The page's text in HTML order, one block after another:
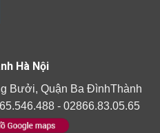
Hà Nội
Bưởi, Quận Ba ĐìnhThành
- 02866.83.05.65